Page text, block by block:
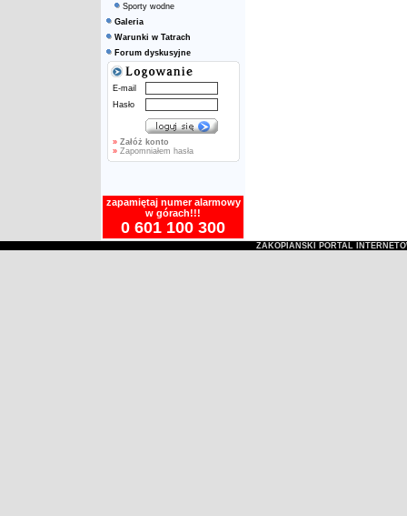
Sporty wodne
Galeria
Warunki w Tatrach
Forum dyskusyjne
E-mail
Hasło
» Załóż konto
»Zapomniałem hasła
zapamiętaj numer alarmowy
w górach!!!
0 601 100 300
ZAKOPIAŃSKI PORTAL